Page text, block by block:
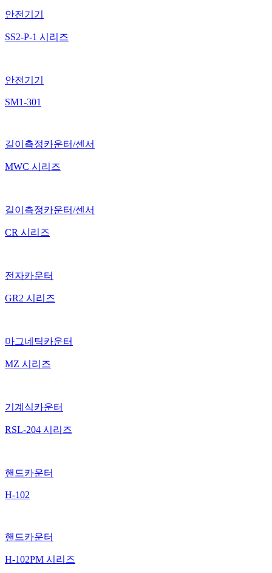
안전기기
SS2-P-1 시리즈
안전기기
SM1-301
길이측정카운터/센서
MWC 시리즈
길이측정카운터/센서
CR 시리즈
전자카운터
GR2 시리즈
마그네틱카운터
MZ 시리즈
기계식카운터
RSL-204 시리즈
핸드카운터
H-102
핸드카운터
H-102PM 시리즈